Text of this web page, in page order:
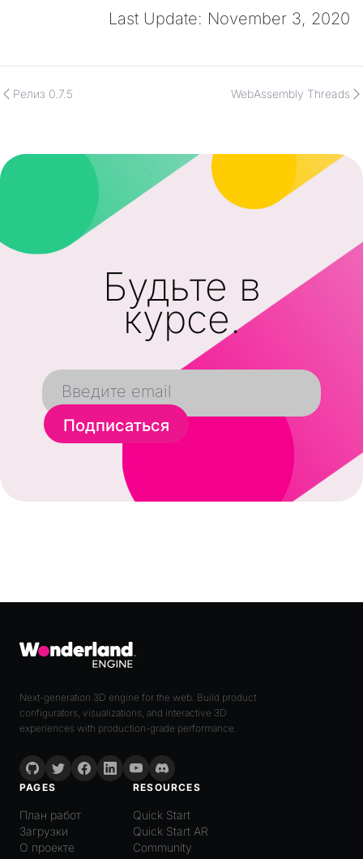
Last Update: November 3, 2020
Релиз 0.7.5 WebAssembly Threads
Будьте в
курсе.
Подписаться
Next-generation 3D engine for the web. Build product
configurators, visualizations, and interactive 3D
experiences with production-grade performance.
PAGES
План работ
Загрузки
О проекте
RESOURCES
Quick Start
Quick Start AR
Community